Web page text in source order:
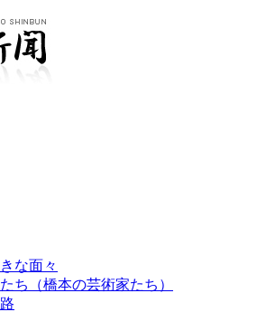
な面々
ち（橋本の芸術家たち）